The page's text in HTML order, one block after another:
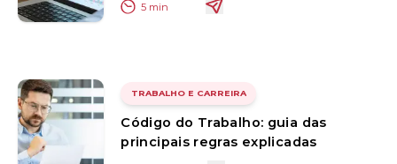
5 min
TRABALHO E CARREIRA
Código do Trabalho: guia das
principais regras explicadas